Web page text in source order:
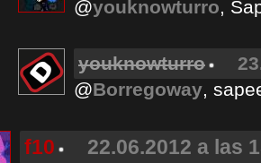
@youknowturro,
youknowturro
@Borregoway,
f10
22.06.2012 a las